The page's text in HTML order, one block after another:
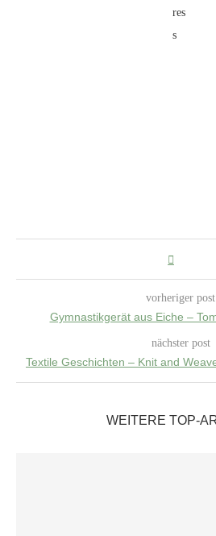
vorheriger post
Gymnastikgerät aus Eiche –
nächster post
Textile Geschichten – Knit and
WEITERE TOP-